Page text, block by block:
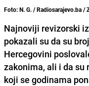
Foto: N. G. / Radiosarajevo.ba /
Najnoviji revizorski
pokazali su da su
Hercegovini
zakonima, ali i da
koji se godinama